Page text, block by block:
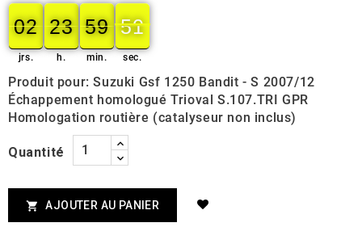
02
02
00
jrs.
23
23
00
h.
59
59
00
min.
50
49
50
sec.
Produit pour: Suzuki Gsf 1250 Bandit - S 2007/12
Échappement homologué Trioval S.107.TRI GPR
Homologation routière (catalyseur non inclus)
Quantité
 AJOUTER AU PANIER